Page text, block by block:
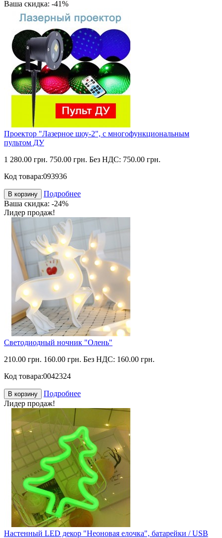
Ваша скидка: -41%
Проектор "Лазерное шоу-2", с многофункциональным
пультом ДУ
1 280.00 грн. 750.00 грн. Без НДС: 750.00 грн.
Код товара:093936
В корзину
Подробнее
Ваша скидка: -24%
Лидер продаж!
Светодиодный ночник "Олень"
210.00 грн. 160.00 грн. Без НДС: 160.00 грн.
Код товара:0042324
В корзину
Подробнее
Лидер продаж!
Настенный LED декор "Неоновая елочка", батарейки / USB